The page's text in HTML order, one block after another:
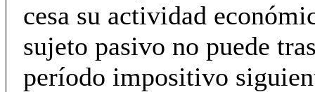
cesa su actividad
sujeto pasivo no puede
período impositivo